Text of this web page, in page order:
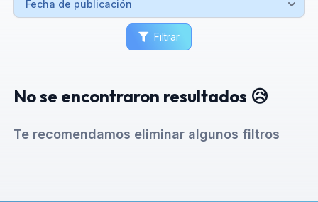
Filtrar
No se encontraron resultados 😥
Te recomendamos eliminar algunos filtros